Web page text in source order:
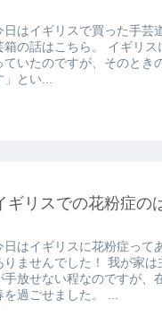
日はイギリスで買った手芸
箱の話はこちら。 イギリ
ていたのですが、そのとき
」とい...
ギリスでの花粉症の
日はイギリスに花粉症って
りませんでした！ 我が家
手放せない程なのですが、
を過ごせました。 ...